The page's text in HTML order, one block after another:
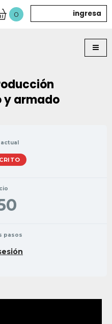
0 ingresa
y armado
pasos